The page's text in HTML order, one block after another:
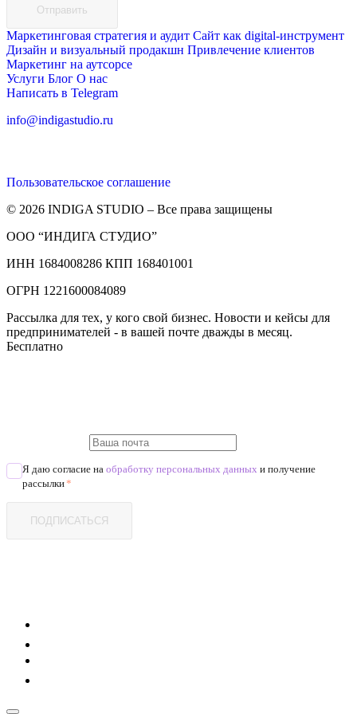
Отправить
Маркетинговая стратегия и аудит Сайт как digital-инструмент
Дизайн и визуальный продакшн Привлечение клиентов
Маркетинг на аутсорсе
Услуги Блог О нас
Написать в Telegram
info@indigastudio.ru
Пользовательское соглашение
© 2026 INDIGA STUDIO – Все права защищены
ООО “ИНДИГА СТУДИО”
ИНН 1684008286 КПП 168401001
ОГРН 1221600084089
Рассылка для тех, у кого свой бизнес. Новости и кейсы для
предпринимателей - в вашей почте дважды в месяц.
Бесплатно
Я даю согласие на обработку персональных данных и получение
рассылки*
ПОДПИСАТЬСЯ